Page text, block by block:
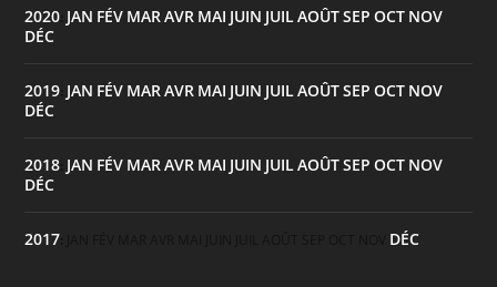
2020 JAN FÉV MARAVR MAI JUIN JUILAOÛTSEP OCT NOV
DÉC
2019 JAN FÉV MARAVR MAI JUIN JUILAOÛTSEP OCT NOV
DÉC
2018 JAN FÉV MARAVR MAI JUIN JUILAOÛTSEP OCT NOV
DÉC
2017 DÉC